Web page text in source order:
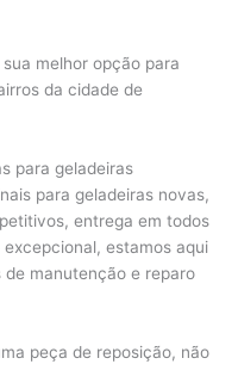
melhor opção para
da cidade de
para geladeiras
para geladeiras novas,
entrega em todos
estamos aqui
de manutenção e reparo
peça de reposição, não